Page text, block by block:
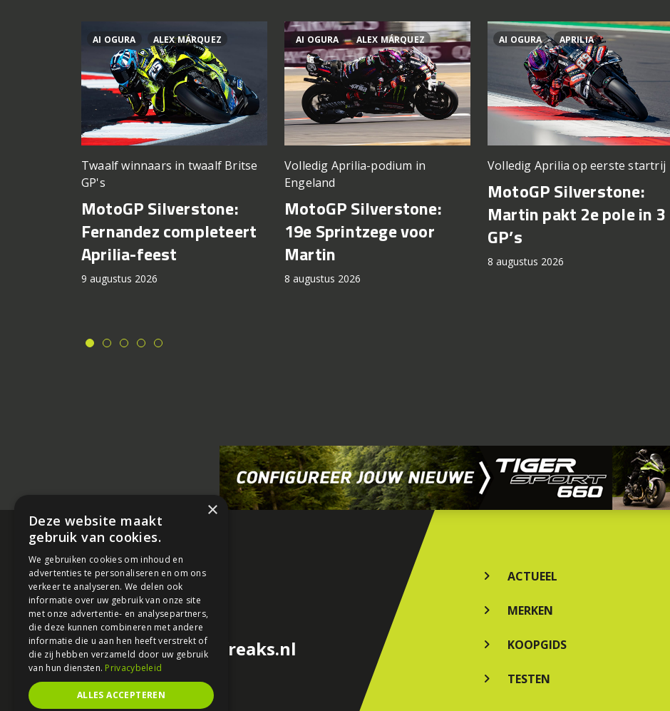
AI OGURA ALEX MÁRQUEZ
Twaalf winnaars in twaalf Britse
GP's
MotoGP Silverstone:
Fernandez completeert
Aprilia-feest
9 augustus 2026
AI OGURA ALEX MÁRQUEZ
Volledig Aprilia-podium in
Engeland
MotoGP Silverstone:
19e Sprintzege voor
Martin
8 augustus 2026
AI OGURA APRILIA
Volledig Aprilia op eerste startrij
MotoGP Silverstone:
Martin pakt 2e pole in 3
GP’s
8 augustus 2026
redactie@motorfreaks.nl
ACTUEEL
MERKEN
KOOPGIDS
TESTEN
×
Deze website maakt
gebruik van cookies.
We gebruiken cookies om inhoud en
advertenties te personaliseren en om ons
verkeer te analyseren. We delen ook
informatie over uw gebruik van onze site
met onze advertentie- en analysepartners,
die deze kunnen combineren met andere
informatie die u aan hen heeft verstrekt of
die zij hebben verzameld door uw gebruik
van hun diensten. Privacybeleid
ALLES ACCEPTEREN